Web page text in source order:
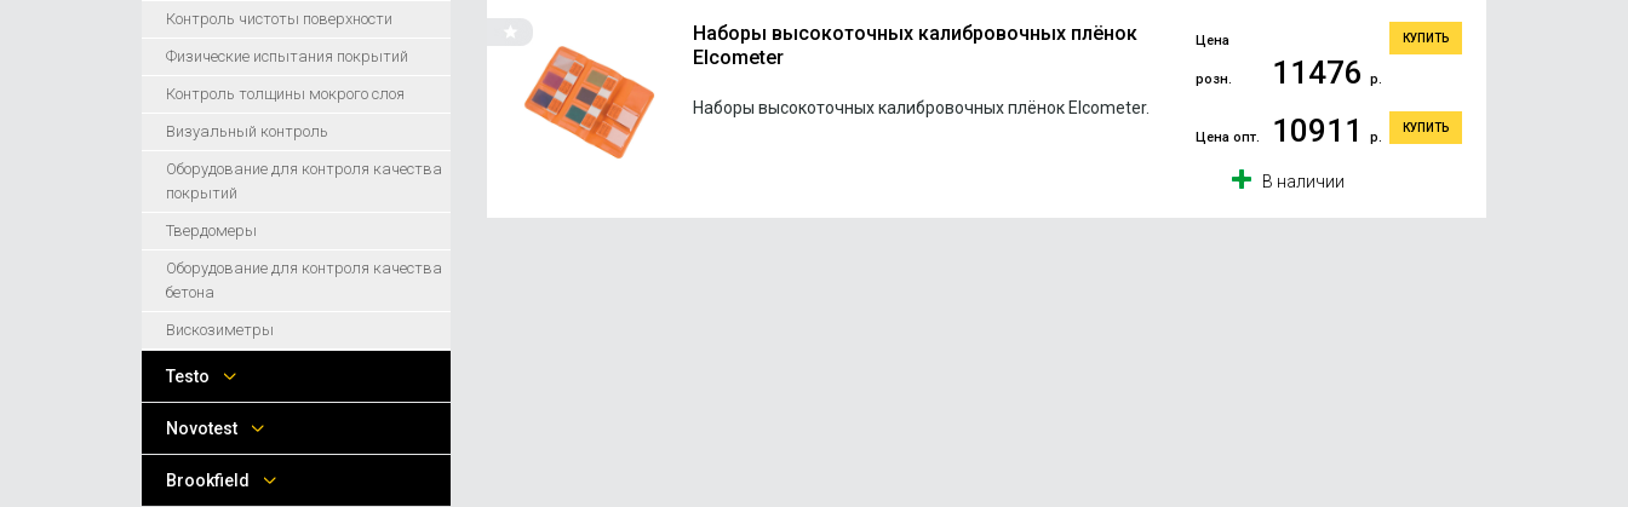
Наборы высокоточных калибровочных плёнок
Elcometer
Наборы высокоточных калибровочных плёнок Elcometer.
Цена
розн. 11476 р.
КУПИТЬ
Цена опт. 10911 р.
КУПИТЬ
В наличии
Контроль чистоты поверхности
Физические испытания покрытий
Контроль толщины мокрого слоя
Визуальный контроль
Оборудование для контроля качества
покрытий
Твердомеры
Оборудование для контроля качества
бетона
Вискозиметры
Testo
Novotest
Brookfield